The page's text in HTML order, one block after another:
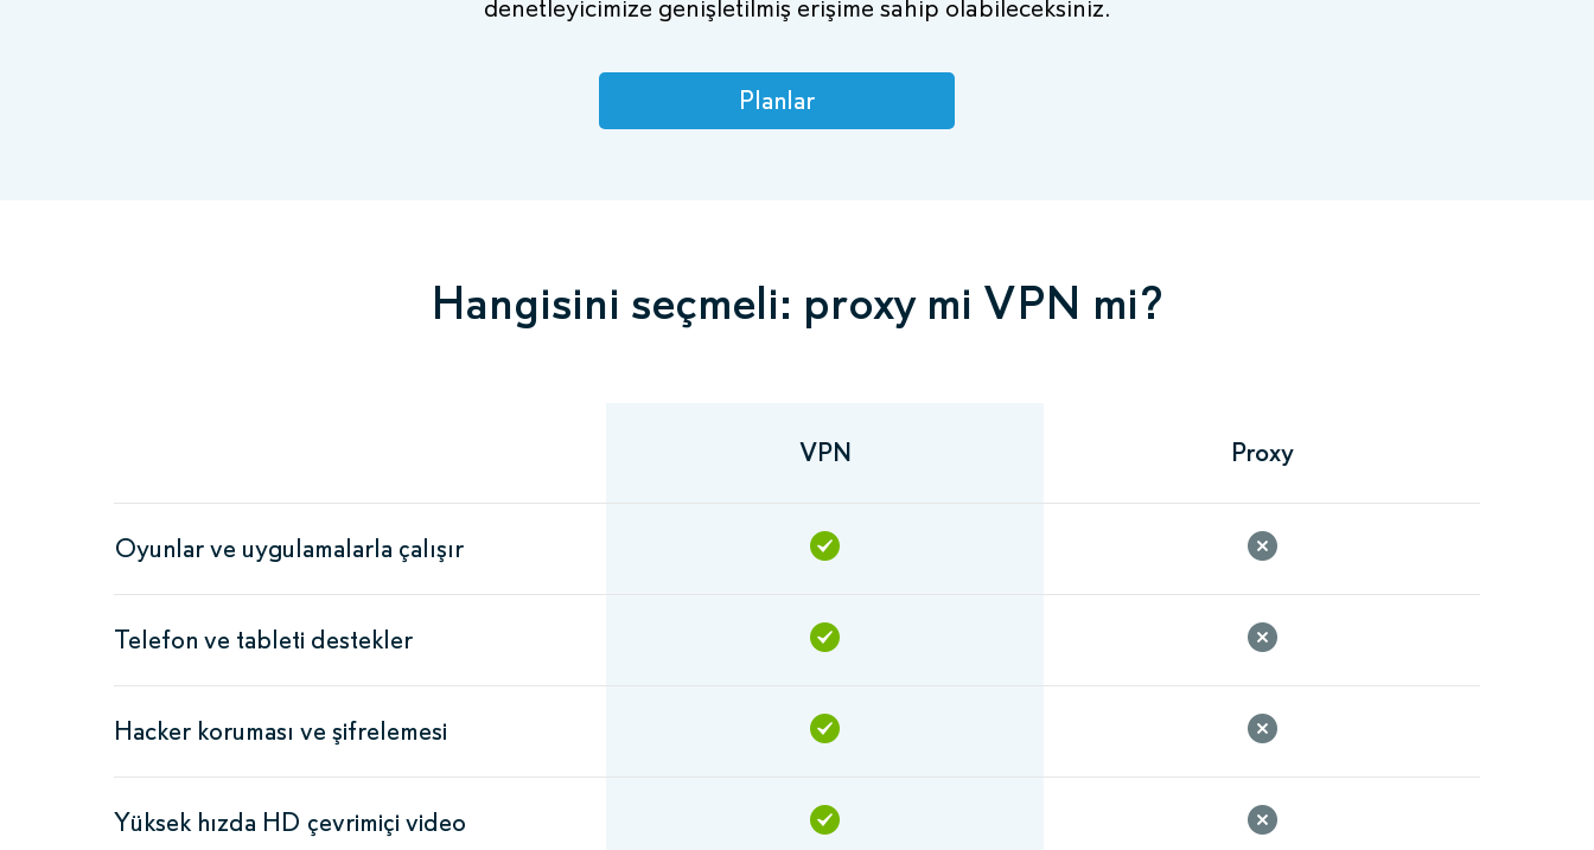
denetleyicimize genişletilmiş erişime sahip olabileceksiniz.
Planlar
Hangisini seçmeli: proxy mi VPN mi?
VPN Proxy
Oyunlar ve uygulamalarla çalışır
Telefon ve tableti destekler
Hacker koruması ve şifrelemesi
Yüksek hızda HD çevrimiçi video